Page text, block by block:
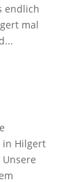
endlich
mal
in Hilgert